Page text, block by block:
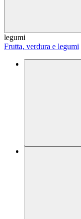
legumi
Frutta, verdura e legumi